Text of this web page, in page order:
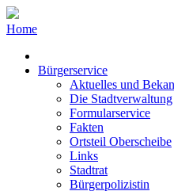
Home
Bürgerservice
Aktuelles und
Die Stadtverwaltung
Formularservice
Fakten
Ortsteil Oberscheibe
Links
Stadtrat
Bürgerpolizistin